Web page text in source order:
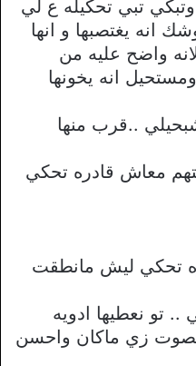
تبي تحكيله ع لي
انه يغتصبها و انها
واضح عليه من
انه يخونها
..قرب منها
معاش قادره تحكي
تحكي ليش مانطقت
تو نعطيها ادويه
زي ماكان واحسن